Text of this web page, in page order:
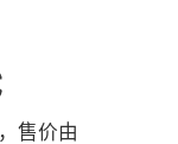
售价由